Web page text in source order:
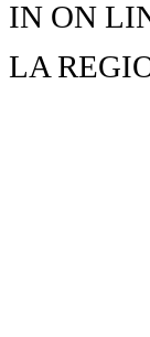
IN ON
LA